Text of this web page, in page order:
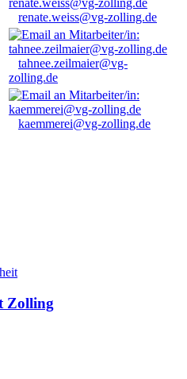
renate.weiss@vg-zolling.de
tahnee.zeilmaier@vg-
zolling.de
kaemmerei@vg-zolling.de
Zolling